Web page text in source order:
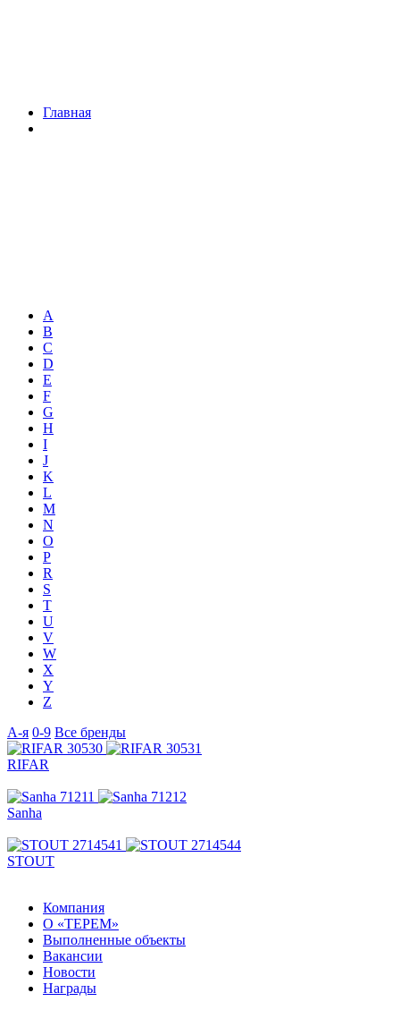
Главная
A
B
C
D
E
F
G
H
I
J
K
L
M
N
O
P
R
S
T
U
V
W
X
Y
Z
А-я 0-9 Все бренды
RIFAR
Sanha
STOUT
Компания
О «ТЕРЕМ»
Выполненные объекты
Вакансии
Новости
Награды